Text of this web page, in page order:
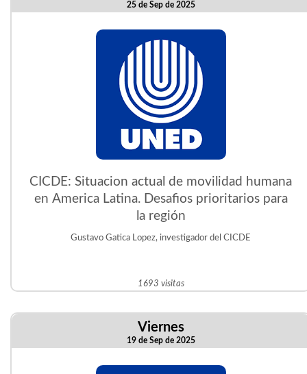
25 de Sep de 2025
CICDE: Situacion actual de movilidad humana
en America Latina. Desafios prioritarios para
la región
Gustavo Gatica Lopez, investigador del CICDE
1693 visitas
Viernes
19 de Sep de 2025